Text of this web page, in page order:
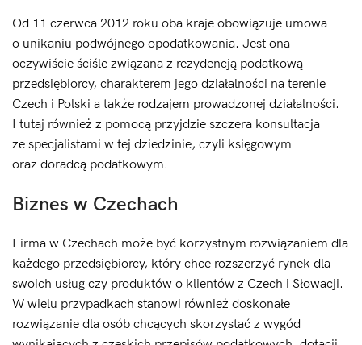
Od 11 czerwca 2012 roku oba kraje obowiązuje umowa
o unikaniu podwójnego opodatkowania. Jest ona
oczywiście ściśle związana z rezydencją podatkową
przedsiębiorcy, charakterem jego działalności na terenie
Czech i Polski a także rodzajem prowadzonej działalności.
I tutaj również z pomocą przyjdzie szczera konsultacja
ze specjalistami w tej dziedzinie, czyli księgowym
oraz doradcą podatkowym.
Biznes w Czechach
Firma w Czechach może być korzystnym rozwiązaniem dla
każdego przedsiębiorcy, który chce rozszerzyć rynek dla
swoich usług czy produktów o klientów z Czech i Słowacji.
W wielu przypadkach stanowi również doskonałe
rozwiązanie dla osób chcących skorzystać z wygód